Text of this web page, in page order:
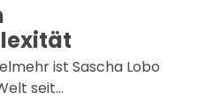
ist Sascha Lobo
seit…